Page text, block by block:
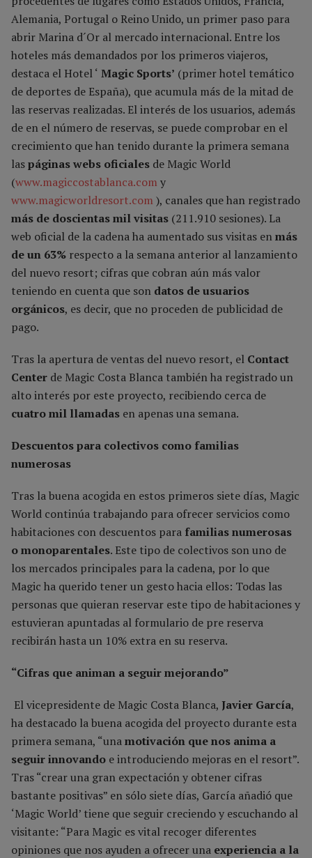
Alemania, Portugal o Reino Unido, un primer paso para
abrir Marina d´Or al mercado internacional. Entre los
hoteles más demandados por los primeros viajeros,
destaca el Hotel ‘ Magic Sports’ (primer hotel temático
de deportes de España), que acumula más de la mitad de
las reservas realizadas. El interés de los usuarios, además
de en el número de reservas, se puede comprobar en el
crecimiento que han tenido durante la primera semana
laspáginas webs oficiales de Magic World
(www.magiccostablanca.com y
www.magicworldresort.com ), canales que han registrado
más de doscientas mil visitas (211.910 sesiones). La
web oficial de la cadena ha aumentado sus visitas enmás
de un 63% respecto a la semana anterior al lanzamiento
del nuevo resort; cifras que cobran aún más valor
teniendo en cuenta que son datos de usuarios
orgánicos, es decir, que no proceden de publicidad de
pago.
Tras la apertura de ventas del nuevo resort, el Contact
Center de Magic Costa Blanca también ha registrado un
alto interés por este proyecto, recibiendo cerca de
cuatro mil llamadas en apenas una semana.
Descuentos para colectivos como familias
numerosas
Tras la buena acogida en estos primeros siete días, Magic
World continúa trabajando para ofrecer servicios como
habitaciones con descuentos para familias numerosas
o monoparentales. Este tipo de colectivos son uno de
los mercados principales para la cadena, por lo que
Magic ha querido tener un gesto hacia ellos: Todas las
personas que quieran reservar este tipo de habitaciones y
estuvieran apuntadas al formulario de pre reserva
recibirán hasta un 10% extra en su reserva.
“Cifras que animan a seguir mejorando”
El vicepresidente de Magic Costa Blanca, Javier García,
ha destacado la buena acogida del proyecto durante esta
primera semana, “unamotivación que nos anima a
seguir innovando e introduciendo mejoras en el resort”.
Tras “crear una gran expectación y obtener cifras
bastante positivas” en sólo siete días, García añadió que
‘Magic World’ tiene que seguir creciendo y escuchando al
visitante: “Para Magic es vital recoger diferentes
opiniones que nos ayuden a ofrecer una experiencia a la